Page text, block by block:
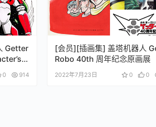
Getter
0 914
[会员][插画集] 盖塔机器人
Robo 40th 周年纪念原画展
2022年7月23日 0 0